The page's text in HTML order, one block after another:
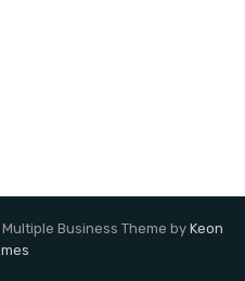
Business Theme by Keon